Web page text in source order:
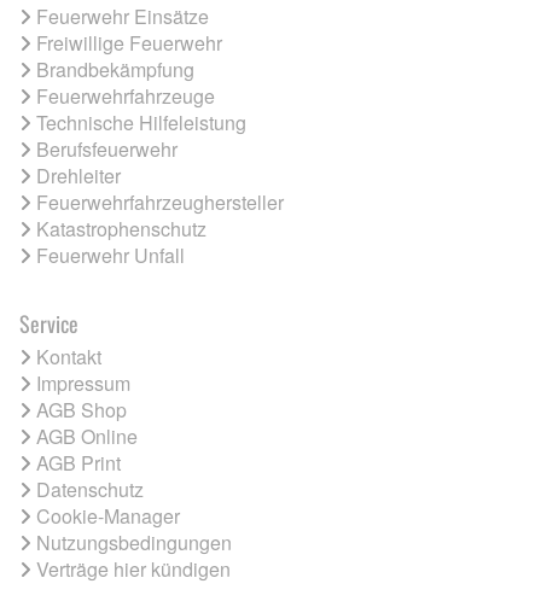
Feuerwehr Einsätze
Freiwillige Feuerwehr
Brandbekämpfung
Feuerwehrfahrzeuge
Technische Hilfeleistung
Berufsfeuerwehr
Drehleiter
Feuerwehrfahrzeughersteller
Katastrophenschutz
Feuerwehr Unfall
Service
Kontakt
Impressum
AGB Shop
AGB Online
AGB Print
Datenschutz
Cookie-Manager
Nutzungsbedingungen
Verträge hier kündigen